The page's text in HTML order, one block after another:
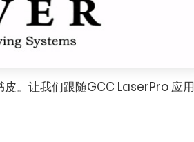
。让我们跟随GCC LaserPro 应用